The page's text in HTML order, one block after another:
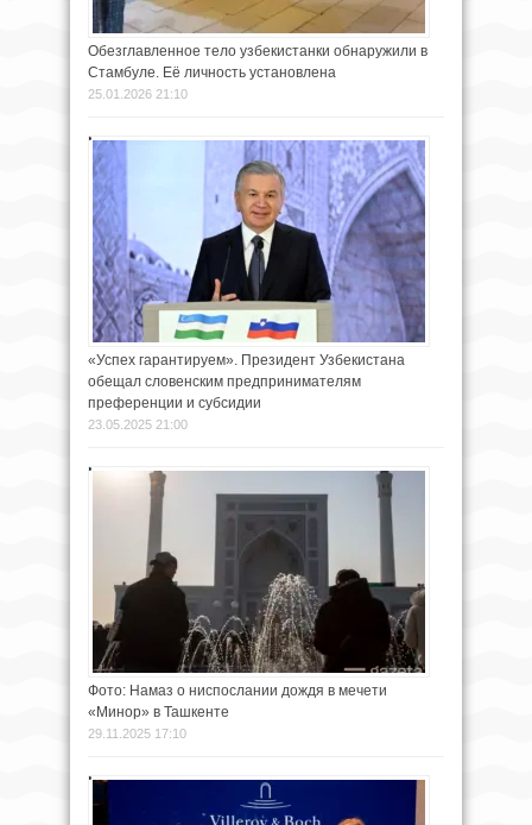
Обезглавленное тело узбекистанки обнаружили в
Стамбуле. Её личность установлена
25.01.2026 21:10
«Успех гарантируем». Президент Узбекистана
обещал словенским предпринимателям
преференции и субсидии
23.05.2025 21:00
Фото: Намаз о ниспослании дождя в мечети
«Минор» в Ташкенте
29.11.2025 17:10